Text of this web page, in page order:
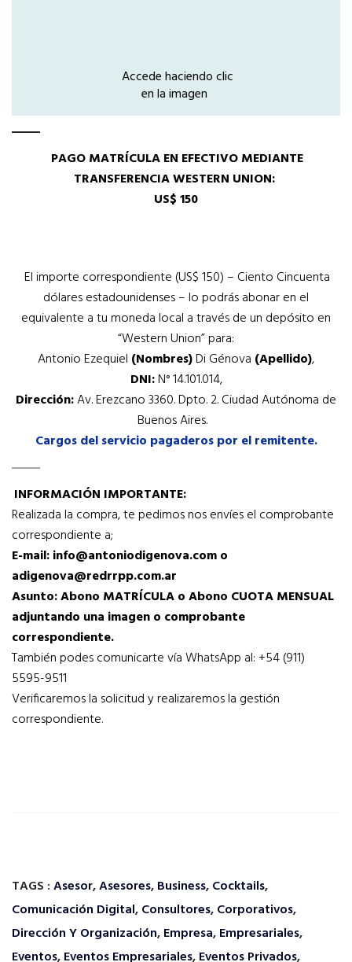
Accede haciendo clic
en la imagen
PAGO MATRÍCULA EN EFECTIVO MEDIANTE
TRANSFERENCIA WESTERN UNION:
US$ 150
El importe correspondiente (US$ 150) – Ciento Cincuenta
dólares estadounidenses – lo podrás abonar en el
equivalente a tu moneda local a través de un depósito en
“Western Union” para:
Antonio Ezequiel (Nombres)Di Génova (Apellido),
DNI:N° 14.101.014,
Dirección:Av. Erezcano 3360. Dpto. 2. Ciudad Autónoma de
Buenos Aires.
Cargos del servicio pagaderos por el remitente.
INFORMACIÓN IMPORTANTE:
Realizada la compra, te pedimos nos envíes el comprobante
correspondiente a;
E-mail: info@antoniodigenova.com o
adigenova@redrrpp.com.ar
Asunto: Abono MATRÍCULA o Abono CUOTA MENSUAL
adjuntando una imagen o comprobante
correspondiente.
También podes comunicarte vía WhatsApp al: +54 (911)
5595-9511
Verificaremos la solicitud y realizaremos la gestión
correspondiente.
TAGS :Asesor,Asesores,Business,Cocktails,
Comunicación Digital,Consultores,Corporativos,
Dirección Y Organización,Empresa,Empresariales,
Eventos,Eventos Empresariales,Eventos Privados,